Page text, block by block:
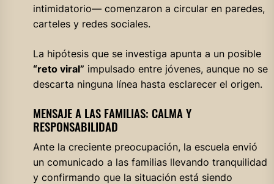
intimidatorio— comenzaron a circular en paredes,
carteles y redes sociales.
La hipótesis que se investiga apunta a un posible
“reto viral” impulsado entre jóvenes, aunque no se
descarta ninguna línea hasta esclarecer el origen.
MENSAJE A LAS FAMILIAS: CALMA Y
RESPONSABILIDAD
Ante la creciente preocupación, la escuela envió
un comunicado a las familias llevando tranquilidad
y confirmando que la situación está siendo